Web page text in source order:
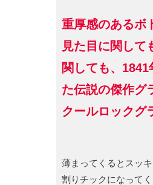
重厚感のあるボ
見た目に関して
関しても、
た伝説の傑作グ
クールロックグ
薄まってくるとスッ
割りチックになって